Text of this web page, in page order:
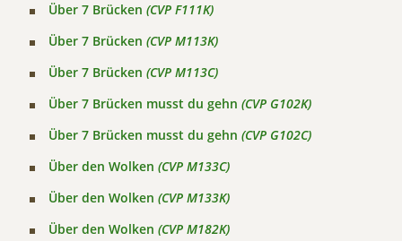
Über 7 Brücken (CVP F111K)
Über 7 Brücken (CVP M113K)
Über 7 Brücken (CVP M113C)
Über 7 Brücken musst du gehn (CVP G102K)
Über 7 Brücken musst du gehn (CVP G102C)
Über den Wolken (CVP M133C)
Über den Wolken (CVP M133K)
Über den Wolken (CVP M182K)